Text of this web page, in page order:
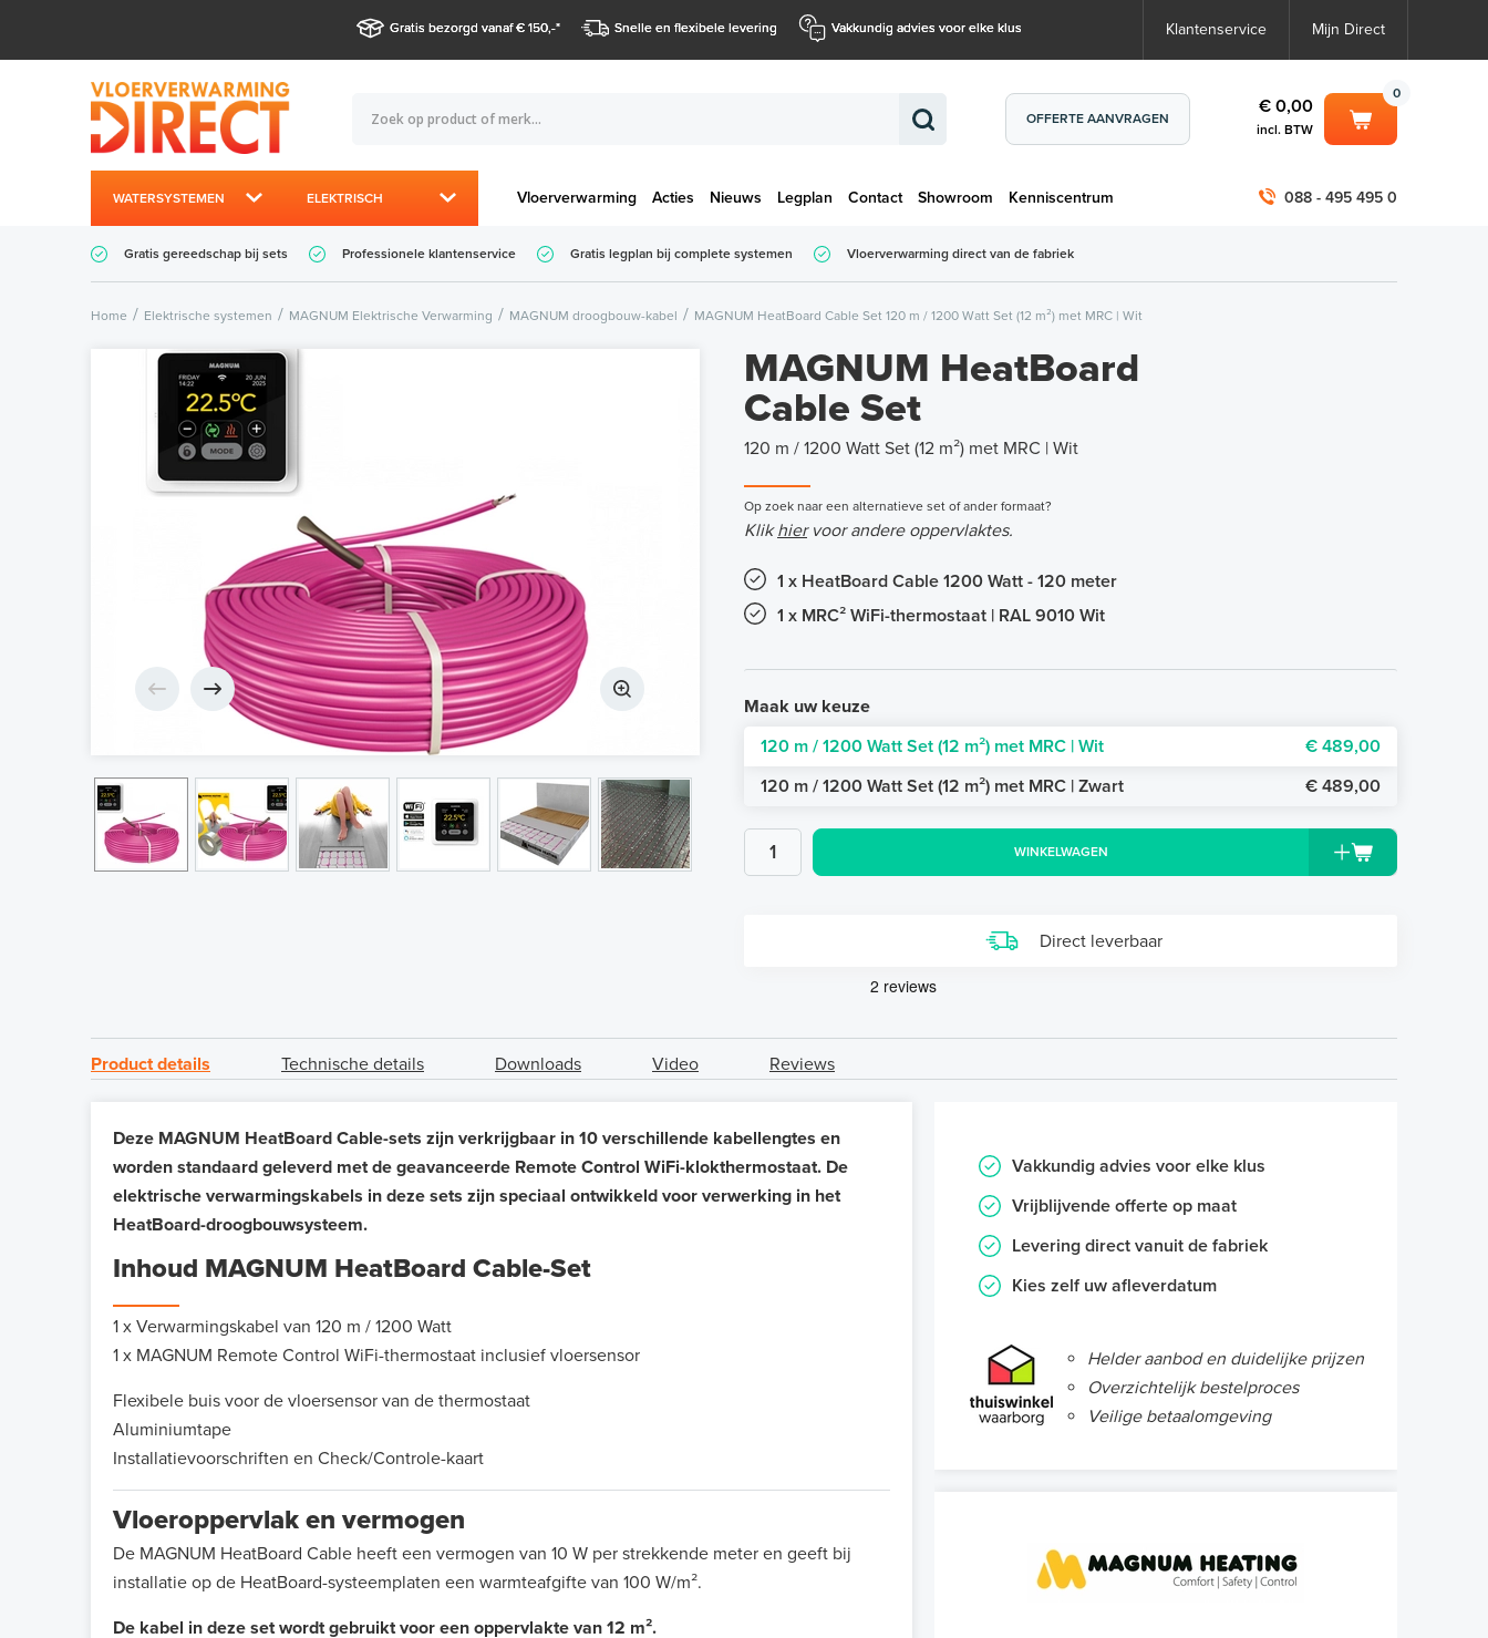
Gratis bezorgd vanaf € 150,-* Snelle en flexibele levering Vakkundig advies voor elke klus Klantenservice Mijn Direct
OFFERTE AANVRAGEN
0
€ 0,00
incl. BTW
WATERSYSTEMEN ELEKTRISCH Vloerverwarming Acties Nieuws Legplan Contact Showroom Kenniscentrum
€ 0,00
Totaalbedrag (incl. BTW) € 0,00
088 - 495 495 0
Gratis gereedschap bij sets Professionele klantenservice Gratis legplan bij complete systemen Vloerverwarming direct van de fabriek
Home Elektrische systemen MAGNUM Elektrische Verwarming MAGNUM droogbouw-kabel MAGNUM HeatBoard Cable Set 120 m / 1200 Watt Set (12 m²) met MRC | Wit
MAGNUM HeatBoard
Cable Set
120 m / 1200 Watt Set (12 m²) met MRC | Wit
Op zoek naar een alternatieve set of ander formaat?
Klikhiervoor andere oppervlaktes.
1 x HeatBoard Cable 1200 Watt - 120 meter
1 x MRC² WiFi-thermostaat | RAL 9010 Wit
Maak uw keuze
120 m / 1200 Watt Set (12 m²) met MRC | Wit
€ 489,00
120 m / 1200 Watt Set (12 m²) met MRC | Zwart
€ 489,00
WINKELWAGEN
Direct leverbaar
Product details Technische details Downloads Video Reviews
Deze MAGNUM HeatBoard Cable-sets zijn verkrijgbaar in 10 verschillende kabellengtes en
worden standaard geleverd met de geavanceerde Remote Control WiFi-klokthermostaat. De
elektrische verwarmingskabels in deze sets zijn speciaal ontwikkeld voor verwerking in het
HeatBoard-droogbouwsysteem.
Inhoud MAGNUM HeatBoard Cable-Set
1 x Verwarmingskabel van 120 m / 1200 Watt
1 x MAGNUM Remote Control WiFi-thermostaat inclusief vloersensor
Flexibele buis voor de vloersensor van de thermostaat
Aluminiumtape
Installatievoorschriften en Check/Controle-kaart
Vloeroppervlak en vermogen
De MAGNUM HeatBoard Cable heeft een vermogen van 10 W per strekkende meter en geeft bij
installatie op de HeatBoard-systeemplaten een warmteafgifte van 100 W/m².
De kabel in deze set wordt gebruikt voor een oppervlakte van 12 m².
Vakkundig advies voor elke klus
Vrijblijvende offerte op maat
Levering direct vanuit de fabriek
Kies zelf uw afleverdatum
Helder aanbod en duidelijke prijzen
Overzichtelijk bestelproces
Veilige betaalomgeving